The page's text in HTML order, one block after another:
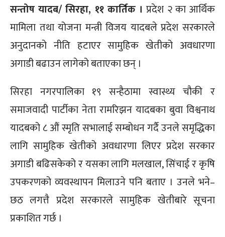
सन्तोष यादब/ सिरहा, ११ कार्तिक । प्रदेश २ का आर्थिक
मामिला तथा योजना मन्त्री विजय यादबले प्रदेश सरकारले
अनुदानको नीति हटाएर सामुहिक खेतीको अवधारणा
अगाडी बढाउन लागेको बताएका छन् ।
सिरहा नगरपालिका १९ सन्हैठामा स्वास्थ्य चौकी र
समाजवादी पार्टीका नेता रामरिझन यादबका बुवा विश्वनाथ
यादबको ८ औं स्मृति सभालाई सम्बोधन गर्दै उनले समृद्धिका
लागि सामुहिक खेतीको अवधारणा लिएर प्रदेश सरकार
अगाडी बढिसकेको र यसका लागि मलखाल, सिंचाई र कृषि
उपकरणको व्यवस्थापन मिलाउने पनि बताए । उनले भने–
छठ लगत्तै प्रदेश सरकारले सामुहिक खेतीबारे सूचना
प्रकाशित गर्छ ।